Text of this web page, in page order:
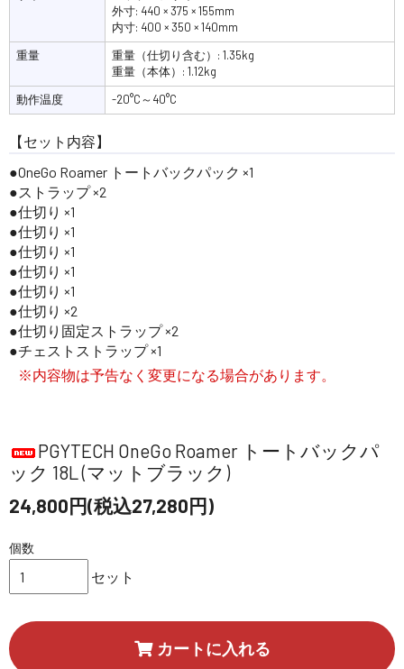
外寸: 440 × 375 × 155mm
内寸: 400 × 350 × 140mm
重量
重量（仕切り含む）: 1.35kg
重量（本体）: 1.12kg
動作温度
-20°C～40°C
【セット内容】
OneGo Roamer トートバックパック ×1
ストラップ ×2
仕切り ×1
仕切り ×1
仕切り ×1
仕切り ×1
仕切り ×1
仕切り ×2
仕切り固定ストラップ ×2
チェストストラップ ×1
※内容物は予告なく変更になる場合があります。
PGYTECH OneGo Roamer トートバックパ
ック 18L (マットブラック)
24,800円(税込27,280円)
個数
セット
カートに入れる